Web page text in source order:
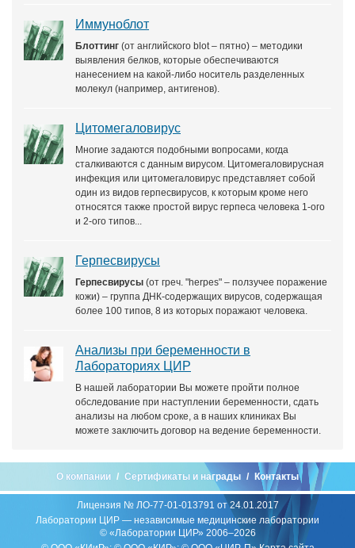
Иммуноблот
Блоттинг (от английского blot – пятно) – методики
выявления белков, которые обеспечиваются
нанесением на какой-либо носитель разделенных
молекул (например, антигенов).
Цитомегаловирус
Многие задаются подобными вопросами, когда
сталкиваются с данным вирусом. Цитомегаловирусная
инфекция или цитомегаловирус представляет собой
один из видов герпесвирусов, к которым кроме него
относятся также простой вирус герпеса человека 1-ого
и 2-ого типов...
Герпесвирусы
Герпесвирусы (от греч. "herpes" – ползучее поражение
кожи) – группа ДНК-содержащих вирусов, содержащая
более 100 типов, 8 из которых поражают человека.
Анализы при беременности в
Лабораториях ЦИР
В нашей лаборатории Вы можете пройти полное
обследование при наступлении беременности, сдать
анализы на любом сроке, а в наших клиниках Вы
можете заключить договор на ведение беременности.
О компании Сертификаты и награды Контакты
Лицензия № ЛО-77-01-013791 от 24.01.2017
Лаборатории ЦИР — независимые медицинские лаборатории
© «Лаборатории ЦИР» 2006–2026